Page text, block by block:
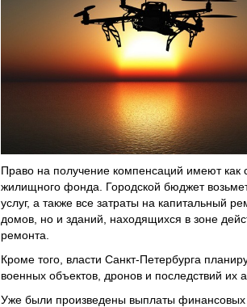
Право на получение компенсаций имеют как
жилищного фонда. Городской бюджет
услуг, а также все затраты на капитальный
домов, но и зданий, находящихся в зоне
ремонта.
Кроме того, власти Санкт-Петербурга
военных объектов, дронов и последствий их
Уже были произведены выплаты